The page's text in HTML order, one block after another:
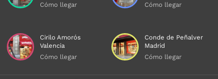
Cómo llegar
Cómo llegar
Cirilo Amorós
Valencia
Cómo llegar
Conde de Peñalver
Madrid
Cómo llegar